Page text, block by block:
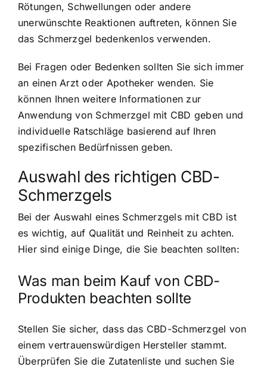
Rötungen, Schwellungen oder andere
unerwünschte Reaktionen auftreten, können Sie
das Schmerzgel bedenkenlos verwenden.
Bei Fragen oder Bedenken sollten Sie sich immer
an einen Arzt oder Apotheker wenden. Sie
können Ihnen weitere Informationen zur
Anwendung von Schmerzgel mit CBD geben und
individuelle Ratschläge basierend auf Ihren
spezifischen Bedürfnissen geben.
Auswahl des richtigen CBD-
Schmerzgels
Bei der Auswahl eines Schmerzgels mit CBD ist
es wichtig, auf Qualität und Reinheit zu achten.
Hier sind einige Dinge, die Sie beachten sollten:
Was man beim Kauf von CBD-
Produkten beachten sollte
Stellen Sie sicher, dass das CBD-Schmerzgel von
einem vertrauenswürdigen Hersteller stammt.
Überprüfen Sie die Zutatenliste und suchen Sie